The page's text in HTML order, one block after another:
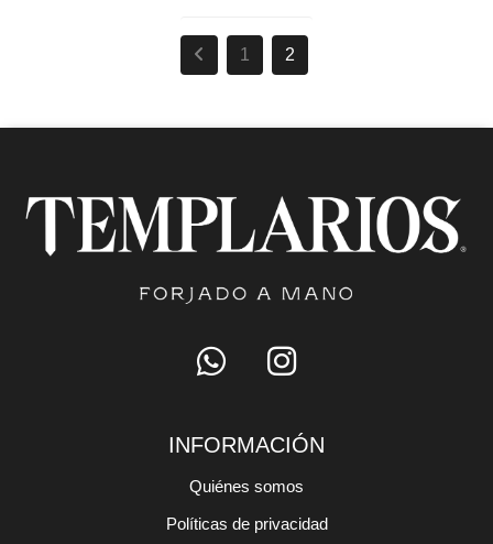
1 2
INFORMACIÓN
Quiénes somos
Políticas de privacidad